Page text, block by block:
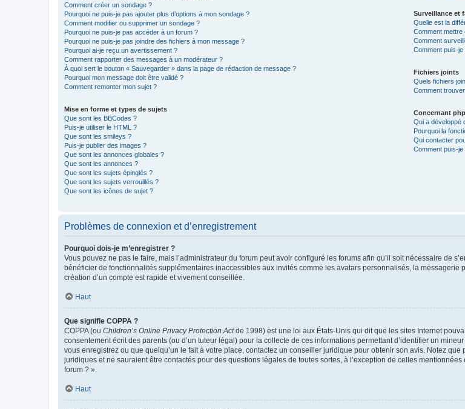
Comment créer un sondage ?
Pourquoi ne puis-je pas ajouter plus d’options à mon sondage ?
Comment modifier ou supprimer un sondage ?
Pourquoi ne puis-je pas accéder à un forum ?
Pourquoi ne puis-je pas joindre des fichiers à mon message ?
Pourquoi ai-je reçu un avertissement ?
Comment rapporter des messages à un modérateur ?
À quoi sert le bouton « Sauvegarder » dans la page de rédaction de message ?
Pourquoi mon message doit être validé ?
Comment remonter mon sujet ?
Mise en forme et types de sujets
Que sont les BBCodes ?
Puis-je utiliser le HTML ?
Que sont les smileys ?
Puis-je publier des images ?
Que sont les annonces globales ?
Que sont les annonces ?
Que sont les sujets épinglés ?
Que sont les sujets verrouillés ?
Que sont les icônes de sujet ?
Surveillance et
Quelle est la
Comment
Comment
Comment puis-
Fichiers joints
Quels fichiers
Comment
Concernant
Qui a développé
Pourquoi la
Qui contacter
Comment puis-
Problèmes de connexion et d’enregistrement
Pourquoi dois-je m’enregistrer ?
Vous pouvez ne pas le faire, mais l’administrateur du forum peut avoir configuré les forums afin qu’il soit nécessaire de
bénéficier de fonctionnalités supplémentaires inaccessibles aux invités comme les avatars personnalisés, la messagerie
création d’un compte est rapide et vivement conseillée.
Haut
Que signifie COPPA ?
COPPA (ou Children’s Online Privacy Protection Actde 1998) est une loi aux États-Unis qui dit que les sites Internet
consentement écrit des parents (ou d’un tuteur légal) pour la collecte de ces informations permettant d’identifier un
vous enregistrez ou que quelqu’un le fait à votre place, contactez un conseiller juridique pour obtenir son avis. Notez
juridiques et ne sauraient être contactés pour des questions légales de toutes sortes, à l’exception de celles
forum ? ».
Haut